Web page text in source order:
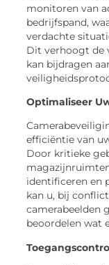
monitoren van
bedrijfspand,
verdachte
Dit verhoogt de
kan bijdragen
Optimaliseer
efficiëntie van
Door kritieke
identificeren en
kan u, bij
camerabeelden
beoordelen wat